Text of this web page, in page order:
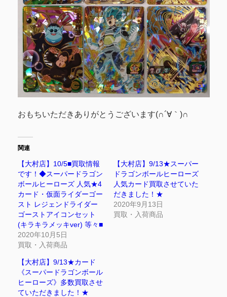
おもちいただきありがとうございます(∩´∀｀)∩
関連
【大村店】10/5■買取情報
です！◆スーパードラゴン
ボールヒーローズ 人気★4
カード・仮面ライダーゴー
スト レジェンドライダー
ゴーストアイコンセット
(キラキラメッキver) 等々■
2020年10月5日
買取・入荷商品
【大村店】9/13★スーパー
ドラゴンボールヒーローズ
人気カード買取させていた
だきました！★
2020年9月13日
買取・入荷商品
【大村店】9/13★カード
《スーパードラゴンボール
ヒーローズ》多数買取させ
ていただきました！★